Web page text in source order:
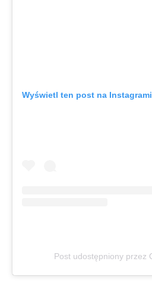
Wyświetl ten post na
Post udostępniony przez